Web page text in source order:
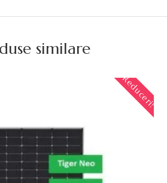
similare
Reduceri!